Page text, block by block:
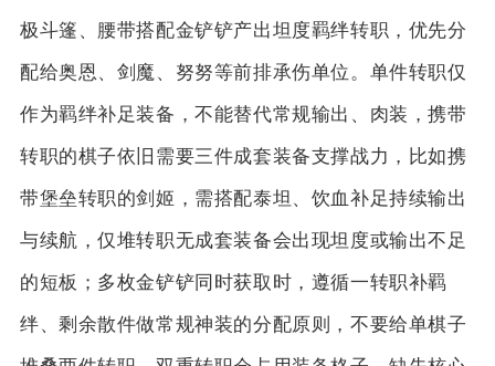
极斗篷、腰带搭配金铲铲产出坦度羁绊转职，优先分
配给奥恩、剑魔、努努等前排承伤单位。单件转职仅
作为羁绊补足装备，不能替代常规输出、肉装，携带
转职的棋子依旧需要三件成套装备支撑战力，比如携
带堡垒转职的剑姬，需搭配泰坦、饮血补足持续输出
与续航，仅堆转职无成套装备会出现坦度或输出不足
的短板；多枚金铲铲同时获取时，遵循一转职补羁
绊、剩余散件做常规神装的分配原则，不要给单棋子